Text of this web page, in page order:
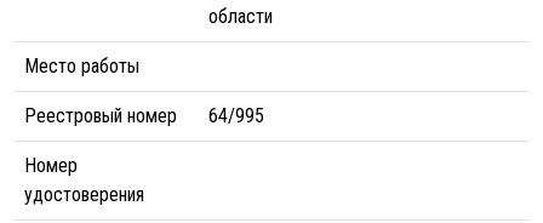
области
Место работы
Реестровый номер 64/995
Номер
удостоверения